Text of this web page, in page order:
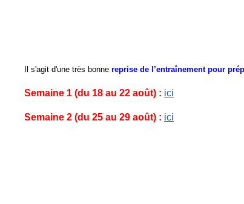
Il s'agit d'une très bonne reprise de l’entraînement pour
Semaine 1 (du 18 au 22 août) : ici
Semaine 2 (du 25 au 29 août) : ici